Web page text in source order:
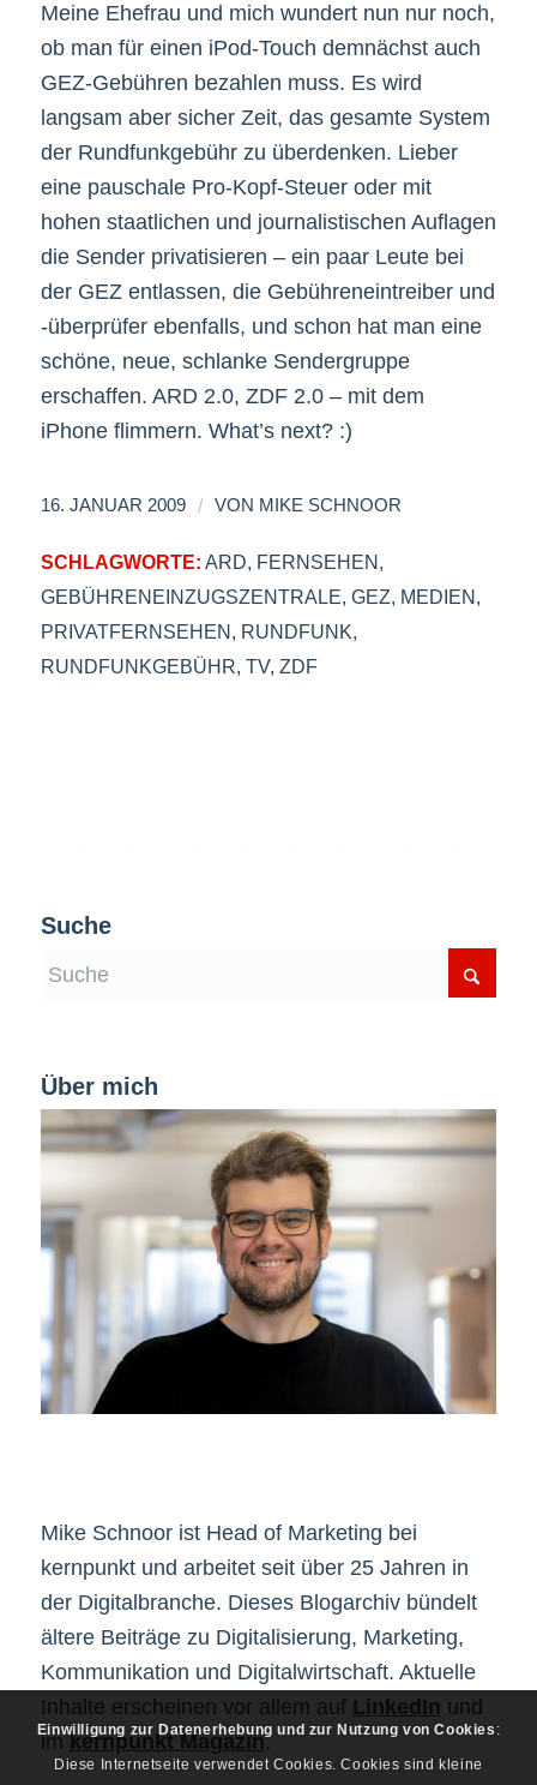
Meine Ehefrau und mich wundert nun nur noch,
ob man für einen iPod-Touch demnächst auch
GEZ-Gebühren bezahlen muss. Es wird
langsam aber sicher Zeit, das gesamte System
der Rundfunkgebühr zu überdenken. Lieber
eine pauschale Pro-Kopf-Steuer oder mit
hohen staatlichen und journalistischen Auflagen
die Sender privatisieren – ein paar Leute bei
der GEZ entlassen, die Gebühreneintreiber und
-überprüfer ebenfalls, und schon hat man eine
schöne, neue, schlanke Sendergruppe
erschaffen. ARD 2.0, ZDF 2.0 – mit dem
iPhone flimmern. What’s next? :)
16. JANUAR 2009 / VON MIKE SCHNOOR
SCHLAGWORTE: ARD, FERNSEHEN ,
GEBÜHRENEINZUGSZENTRALE, GEZ, MEDIEN ,
PRIVATFERNSEHEN , RUNDFUNK,
RUNDFUNKGEBÜHR, TV, ZDF
Suche
Über mich
Mike Schnoor ist Head of Marketing bei
kernpunkt und arbeitet seit über 25 Jahren in
der Digitalbranche. Dieses Blogarchiv bündelt
ältere Beiträge zu Digitalisierung, Marketing,
Kommunikation und Digitalwirtschaft. Aktuelle
Inhalte erscheinen vor allem auf LinkedIn und
imkernpunkt Magazin.
Einwilligung zur Datenerhebung und zur Nutzung von Cookies :
Diese Internetseite verwendet Cookies. Cookies sind kleine